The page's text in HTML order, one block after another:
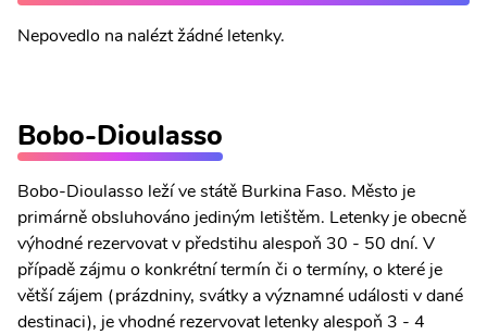
Nepovedlo na nalézt žádné letenky.
Bobo-Dioulasso
Bobo-Dioulasso leží ve státě Burkina Faso. Město je
primárně obsluhováno jediným letištěm. Letenky je obecně
výhodné rezervovat v předstihu alespoň 30 - 50 dní. V
případě zájmu o konkrétní termín či o termíny, o které je
větší zájem (prázdniny, svátky a významné události v dané
destinaci), je vhodné rezervovat letenky alespoň 3 - 4